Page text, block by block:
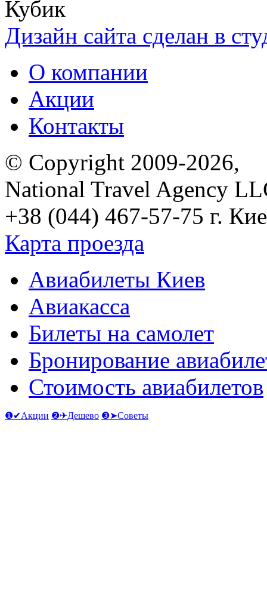
Дизайн сайта сделан в
О компании
Акции
Контакты
© Copyright 2009-2026,
National Travel Agency
+38 (044) 467-57-75 г.
Карта проезда
Авиабилеты Киев
Авиакасса
Билеты на самолет
Бронирование
Стоимость авиабилетов
❶✔Акции ❷✈Дешево ❸➤Советы